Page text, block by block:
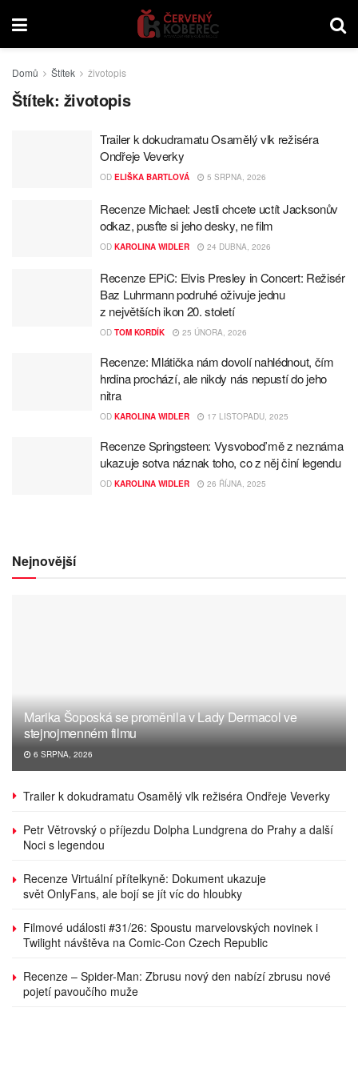
Domů Štítek životopis
Štítek: životopis
Trailer k dokudramatu Osamělý vlk režiséra
Ondřeje Veverky
OD ELIŠKA BARTLOVÁ 5 SRPNA, 2026
Recenze Michael: Jestli chcete uctít Jacksonův
odkaz, pusťte si jeho desky, ne film
OD KAROLINA WIDLER 24 DUBNA, 2026
Recenze EPiC: Elvis Presley in Concert: Režisér
Baz Luhrmann podruhé oživuje jednu
z největších ikon 20. století
OD TOM KORDÍK 25 ÚNORA, 2026
Recenze: Mlátička nám dovolí nahlédnout, čím
hrdina prochází, ale nikdy nás nepustí do jeho
nitra
OD KAROLINA WIDLER 17 LISTOPADU, 2025
Recenze Springsteen: Vysvoboď mě z neznáma
ukazuje sotva náznak toho, co z něj činí legendu
OD KAROLINA WIDLER 26 ŘÍJNA, 2025
Nejnovější
Marika Šoposká se proměnila v Lady Dermacol ve
stejnojmenném filmu
6 SRPNA, 2026
Trailer k dokudramatu Osamělý vlk režiséra Ondřeje Veverky
Petr Větrovský o příjezdu Dolpha Lundgrena do Prahy a další
Noci s legendou
Recenze Virtuální přítelkyně: Dokument ukazuje
svět OnlyFans, ale bojí se jít víc do hloubky
Filmové události #31/26: Spoustu marvelovských novinek i
Twilight návštěva na Comic-Con Czech Republic
Recenze – Spider-Man: Zbrusu nový den nabízí zbrusu nové
pojetí pavoučího muže